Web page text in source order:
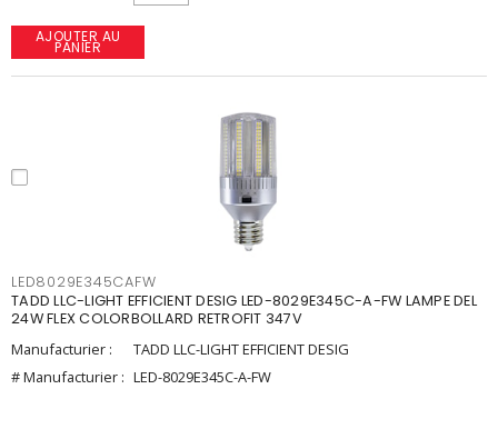
AJOUTER AU
PANIER
LED8029E345CAFW
TADD LLC-LIGHT EFFICIENT DESIG LED-8029E345C-A-FW LAMPE DEL
24W FLEX COLORBOLLARD RETROFIT 347V
Manufacturier :
TADD LLC-LIGHT EFFICIENT DESIG
# Manufacturier : LED-8029E345C-A-FW